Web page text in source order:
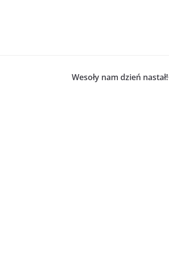
Wesoły nam dzień nastał!